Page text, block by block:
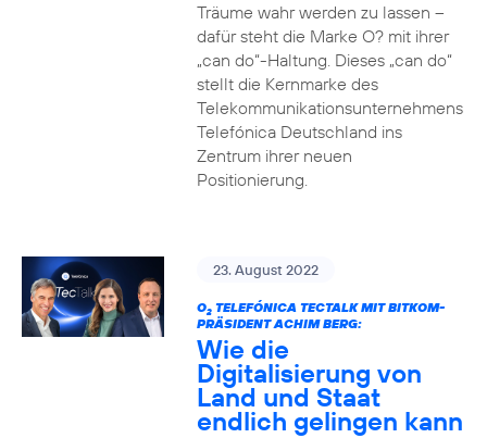
Träume wahr werden zu lassen –
dafür steht die Marke O? mit ihrer
„can do“-Haltung. Dieses „can do“
stellt die Kernmarke des
Telekommunikationsunternehmens
Telefónica Deutschland ins
Zentrum ihrer neuen
Positionierung.
23. August 2022
O2TELEFÓNICA TECTALK MIT BITKOM-
PRÄSIDENT ACHIM BERG:
Wie die
Digitalisierung von
Land und Staat
endlich gelingen kann